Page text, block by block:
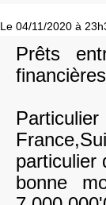
Le 04/11/2020 à
Prêts
financières
Particulier
particulier
bonne